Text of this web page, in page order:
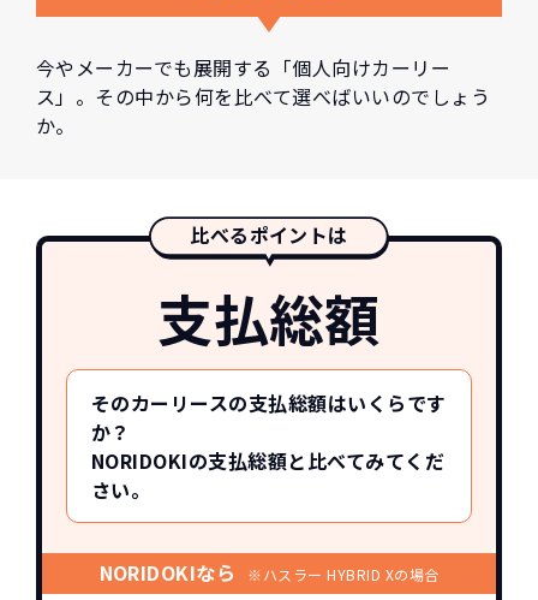
今やメーカーでも展開する「個人向けカーリー
ス」。その中から何を比べて選べばいいのでしょう
か。
比べるポイントは
支払総額
そのカーリースの支払総額はいくらです
か？
NORIDOKIの支払総額と比べてみてくだ
さい。
NORIDOKIなら ※ハスラー HYBRID Xの場合